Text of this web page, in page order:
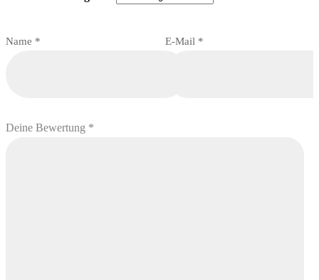
Name * E-Mail *
Deine Bewertung *